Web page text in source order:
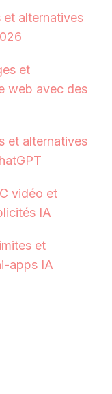
et alternatives
et
web avec des
et alternatives
vidéo et
IA
et
apps IA